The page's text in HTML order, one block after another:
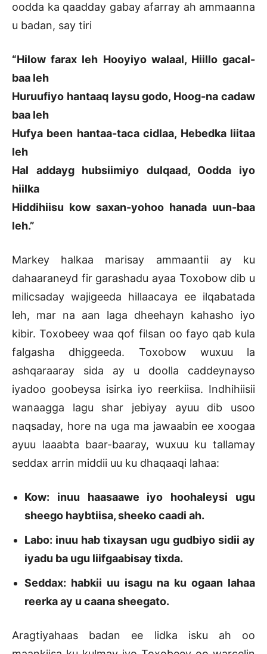
oodda ka qaadday gabay afarray ah ammaanna
u badan, say tiri
“Hilow farax leh Hooyiyo walaal, Hiillo gacal-
baa leh
Huruufiyo hantaaq laysu godo, Hoog-na cadaw
baa leh
Hufya been hantaa-taca cidlaa, Hebedka liitaa
leh
Hal addayg hubsiimiyo dulqaad, Oodda iyo
hiilka
Hiddihiisu kow saxan-yohoo hanada uun-baa
leh.”
Markey halkaa marisay ammaantii ay ku
dahaaraneyd fir garashadu ayaa Toxobow dib u
milicsaday wajigeeda hillaacaya ee ilqabatada
leh, mar na aan laga dheehayn kahasho iyo
kibir. Toxobeey waa qof filsan oo fayo qab kula
falgasha dhiggeeda. Toxobow wuxuu la
ashqaraaray sida ay u doolla caddeynayso
iyadoo goobeysa isirka iyo reerkiisa. Indhihiisii
wanaagga lagu shar jebiyay ayuu dib usoo
naqsaday, hore na uga ma jawaabin ee xoogaa
ayuu laaabta baar-baaray, wuxuu ku tallamay
seddax arrin middii uu ku dhaqaaqi lahaa:
Kow: inuu haasaawe iyo hoohaleysi ugu
sheego haybtiisa, sheeko caadi ah.
Labo: inuu hab tixaysan ugu gudbiyo sidii ay
iyadu ba ugu liifgaabisay tixda.
Seddax: habkii uu isagu na ku ogaan lahaa
reerka ay u caana sheegato.
Aragtiyahaas badan ee lidka isku ah oo